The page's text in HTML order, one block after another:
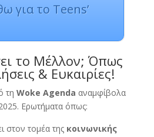
για το Teens’
το Μέλλον; Όπως
& Ευκαιρίες!
τη Woke Agenda αναμφίβολα
Ερωτήματα όπως:
στον τομέα της κοινωνικής